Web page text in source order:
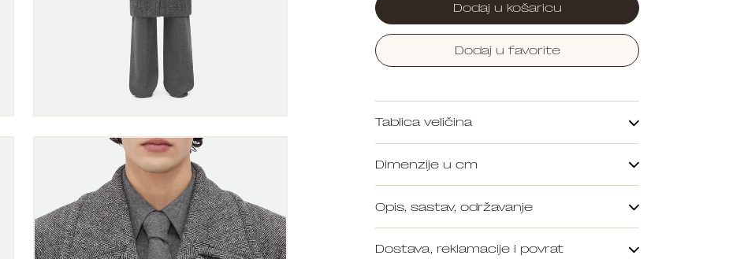
Dodaj u košaricu
Dodaj u favorite
Tablica veličina
Dimenzije u cm
Opis, sastav, održavanje
Dostava, reklamacije i povrat